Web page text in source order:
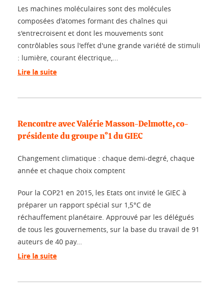
Les machines moléculaires sont des molécules
composées d'atomes formant des chaînes qui
s'entrecroisent et dont les mouvements sont
contrôlables sous l'effet d'une grande variété de stimuli
: lumière, courant électrique,...
Lire la suite
Rencontre avec Valérie Masson-Delmotte, co-
présidente du groupe n°1 du GIEC
Changement climatique : chaque demi-degré, chaque
année et chaque choix comptent
Pour la COP21 en 2015, les Etats ont invité le GIEC à
préparer un rapport spécial sur 1,5°C de
réchauffement planétaire. Approuvé par les délégués
de tous les gouvernements, sur la base du travail de 91
auteurs de 40 pay...
Lire la suite